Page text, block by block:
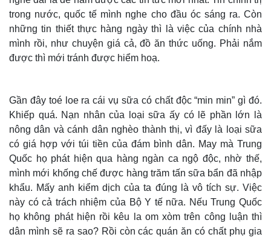
Thế giới
Quan sát
Cuộc sống đó đây
Hồ sơ
Multimedia
Video
Ảnh
E-Magazine
Infographic
trong nước, quốc tế mình nghe cho đầu óc sáng ra. Còn
những tin thiết thực hàng ngày thì là việc của chính nhà
mình rồi, như chuyện giá cả, đồ ăn thức uống. Phải nắm
được thì mới tránh được hiểm hoạ.
Gần đây toé loe ra cái vụ sữa có chất độc “min min” gì đó.
Khiếp quá. Nạn nhân của loại sữa ấy có lẽ phần lớn là
nông dân và cánh dân nghèo thành thị, vì đấy là loại sữa
có giá hợp với túi tiền của đám bình dân. May mà Trung
Quốc họ phát hiện qua hàng ngàn ca ngộ độc, nhờ thế,
mình mới khống chế được hàng trăm tấn sữa bẩn đã nhập
khẩu. Mấy anh kiểm dịch của ta đúng là vô tích sự. Việc
này có cả trách nhiệm của Bộ Y tế nữa. Nếu Trung Quốc
họ không phát hiện rồi kêu la om xòm trên công luận thì
dân mình sẽ ra sao? Rồi còn các quán ăn có chất phụ gia